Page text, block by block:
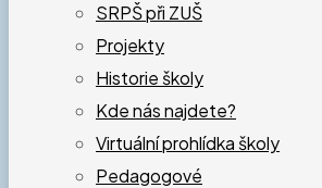
SRPŠ při ZUŠ
Projekty
Historie školy
Kde nás najdete?
Virtuální prohlídka školy
Pedagogové